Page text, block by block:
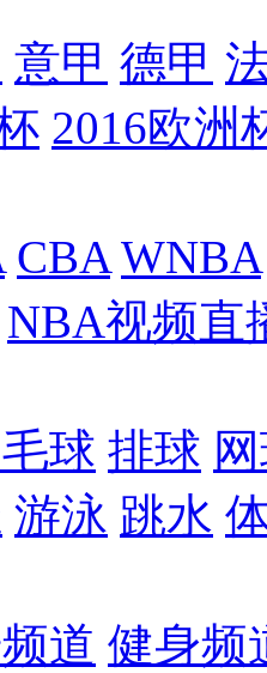
意甲 德甲
2016欧洲
CBA WNBA
NBA视频直
球 排球
游泳 跳水
道 健身频